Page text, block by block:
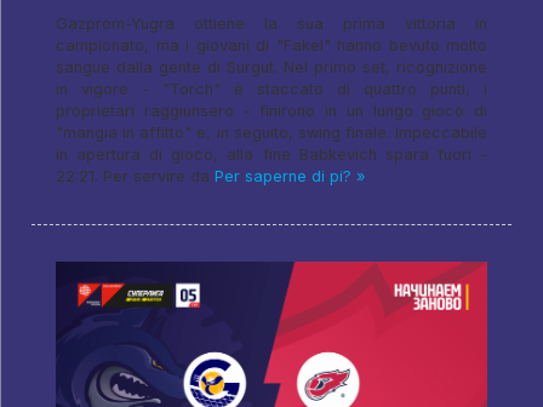
Gazprom-Yugra ottiene la sua prima vittoria in
campionato, ma i giovani di "Fakel" hanno bevuto molto
sangue dalla gente di Surgut. Nel primo set, ricognizione
in vigore - "Torch" è staccato di quattro punti, i
proprietari raggiunsero - finirono in un lungo gioco di
"mangia in affitto" e, in seguito, swing finale. Impeccabile
in apertura di gioco, alla fine Babkevich spara fuori -
22:21. Per servire da Per saperne di pi? »